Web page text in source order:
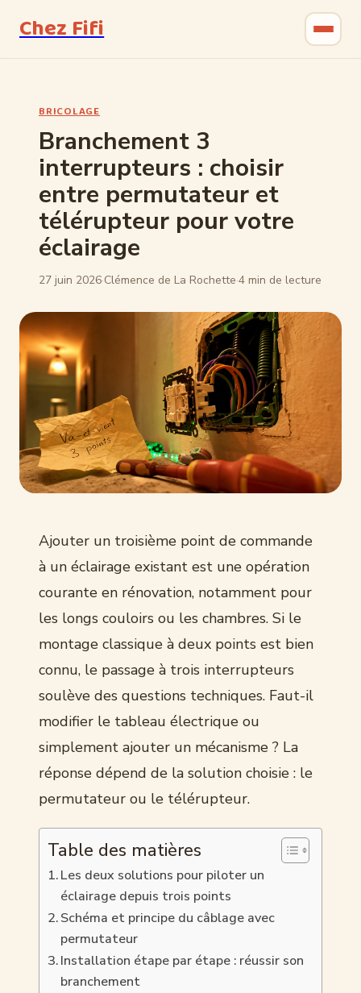
Chez Fifi
Bricolage
Jardinage
Maison & Déco
BRICOLAGE
Branchement 3
interrupteurs : choisir
entre permutateur et
télérupteur pour votre
éclairage
27 juin 2026·Clémence de La Rochette·4 min de lecture
Ajouter un troisième point de commande
à un éclairage existant est une opération
courante en rénovation, notamment pour
les longs couloirs ou les chambres. Si le
montage classique à deux points est bien
connu, le passage à trois interrupteurs
soulève des questions techniques. Faut-il
modifier le tableau électrique ou
simplement ajouter un mécanisme ? La
réponse dépend de la solution choisie : le
permutateur ou le télérupteur.
Table des matières
Les deux solutions pour piloter un
éclairage depuis trois points
Schéma et principe du câblage avec
permutateur
Installation étape par étape : réussir son
branchement